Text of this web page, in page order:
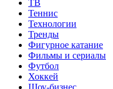
ТВ
Теннис
Технологии
Тренды
Фигурное катание
Фильмы и сериалы
Футбол
Хоккей
Шоу-бизнес